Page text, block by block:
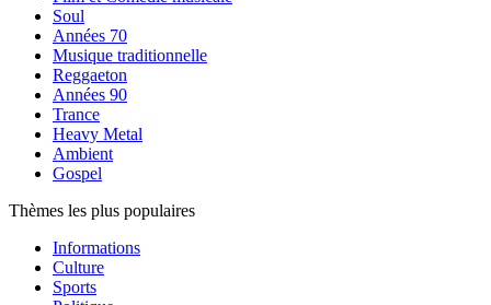
Soul
Années 70
Musique traditionnelle
Reggaeton
Années 90
Trance
Heavy Metal
Ambient
Gospel
Thèmes les plus populaires
Informations
Culture
Sports